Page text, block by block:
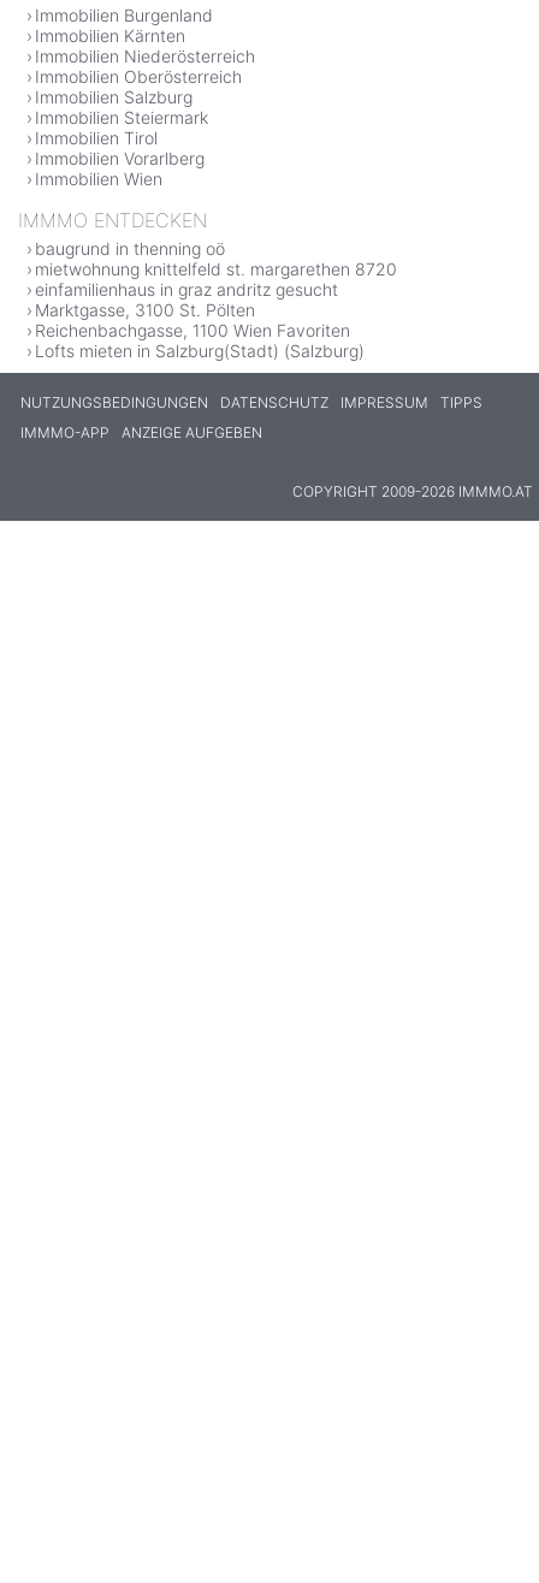
Immobilien Burgenland
Immobilien Kärnten
Immobilien Niederösterreich
Immobilien Oberösterreich
Immobilien Salzburg
Immobilien Steiermark
Immobilien Tirol
Immobilien Vorarlberg
Immobilien Wien
IMMMO ENTDECKEN
baugrund in thenning oö
mietwohnung knittelfeld st. margarethen 8720
einfamilienhaus in graz andritz gesucht
Marktgasse, 3100 St. Pölten
Reichenbachgasse, 1100 Wien Favoriten
Lofts mieten in Salzburg(Stadt) (Salzburg)
NUTZUNGSBEDINGUNGEN DATENSCHUTZ IMPRESSUM
TIPPS
IMMMO-APP
ANZEIGE AUFGEBEN
COPYRIGHT 2009-2026 IMMMO.AT